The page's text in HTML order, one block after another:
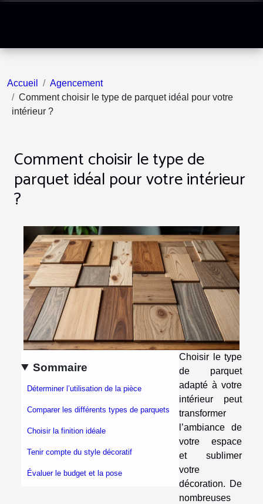
Accueil
Agencement
Comment choisir le type de parquet idéal pour votre
intérieur ?
Comment choisir le type de
parquet idéal pour votre intérieur
?
Sommaire
Déterminer l’utilisation de la pièce
Comparer les différents types de parquets
Choisir la finition idéale
Tenir compte du style décoratif
Évaluer le budget et la pose
Choisir le type
de parquet
adapté à votre
intérieur peut
transformer
l’ambiance de
votre espace
et sublimer
votre
décoration. De
nombreuses